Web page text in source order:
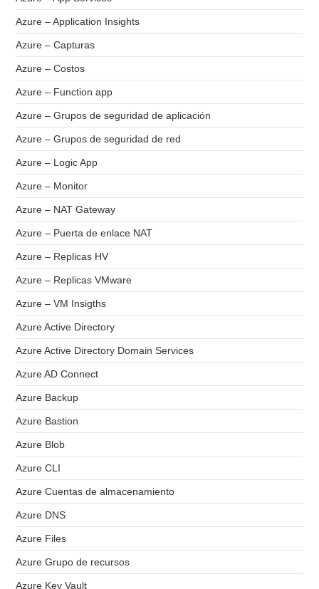
Azure – Application Insights
Azure – Capturas
Azure – Costos
Azure – Function app
Azure – Grupos de seguridad de aplicación
Azure – Grupos de seguridad de red
Azure – Logic App
Azure – Monitor
Azure – NAT Gateway
Azure – Puerta de enlace NAT
Azure – Replicas HV
Azure – Replicas VMware
Azure – VM Insigths
Azure Active Directory
Azure Active Directory Domain Services
Azure AD Connect
Azure Backup
Azure Bastion
Azure Blob
Azure CLI
Azure Cuentas de almacenamiento
Azure DNS
Azure Files
Azure Grupo de recursos
Azure Key Vault